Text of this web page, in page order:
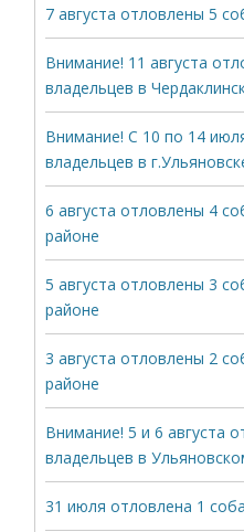
7 августа отловлены 5
Внимание! 11 августа
владельцев в
Внимание! С 10 по 14
владельцев в
6 августа отловлены 4
районе
5 августа отловлены 3
районе
3 августа отловлены 2
районе
Внимание! 5 и 6 августа
владельцев в
31 июля отловлена 1